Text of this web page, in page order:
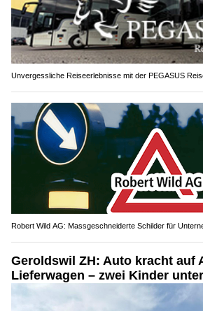
Unvergessliche Reiseerlebnisse mit der PEGASUS
Robert Wild AG: Massgeschneiderte Schilder für
Geroldswil ZH: Auto kracht auf
Lieferwagen – zwei Kinder